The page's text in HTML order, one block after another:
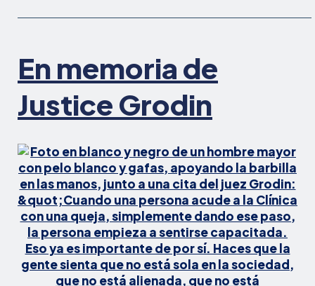
En memoria de
Justice Grodin